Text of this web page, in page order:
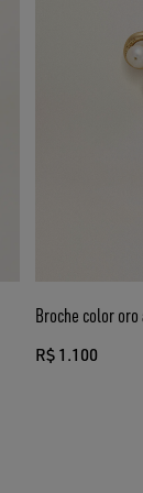
Broche color
R$ 1.100